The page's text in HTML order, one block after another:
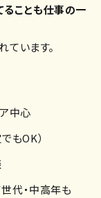
ることも仕事の一
います。
中心
もOK）
代・中高年も